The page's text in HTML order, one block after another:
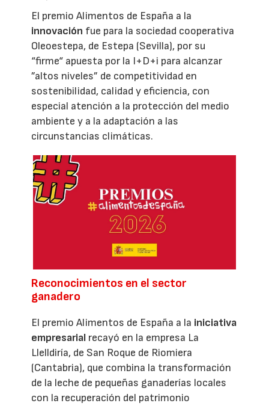
El premio Alimentos de España a la
innovación fue para la sociedad cooperativa
Oleoestepa, de Estepa (Sevilla), por su
“firme“ apuesta por la I+D+i para alcanzar
”altos niveles” de competitividad en
sostenibilidad, calidad y eficiencia, con
especial atención a la protección del medio
ambiente y a la adaptación a las
circunstancias climáticas.
Reconocimientos en el sector
ganadero
El premio Alimentos de España a la iniciativa
empresarial recayó en la empresa La
Llelldiría, de San Roque de Riomiera
(Cantabria), que combina la transformación
de la leche de pequeñas ganaderías locales
con la recuperación del patrimonio